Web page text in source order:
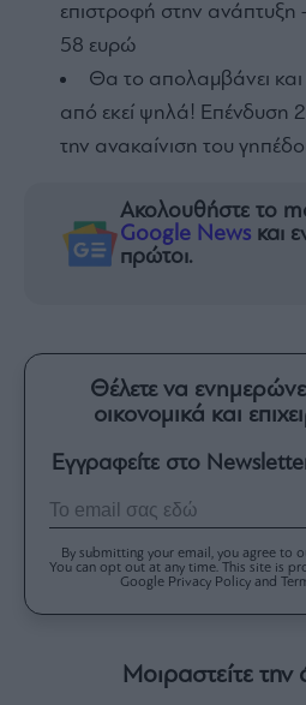
επιστροφή στην ανάπτυξη
58 ευρώ
Θα το απολαμβάνει
από εκεί ψηλά! Επένδυση
την ανακαίνιση του
Ακολουθήστε το
Google News και
πρώτοι.
Θέλετε να
οικονομικά και
Εγγραφείτε στο
By submitting your email, you agree to
You can opt out at any time. This site is
Google Privacy Policy and
Μοιραστείτε